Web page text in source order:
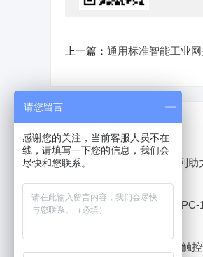
上一篇： 通用标准智能工业
相关文章
全能王工业网关ISG系列助
智慧支付解决方案
RK3399K安卓工控机MPC-
15寸安卓人脸识别电容触
请您留言
感谢您的关注，当前客服人员不在
线，请填写一下您的信息，我们会
尽快和您联系。